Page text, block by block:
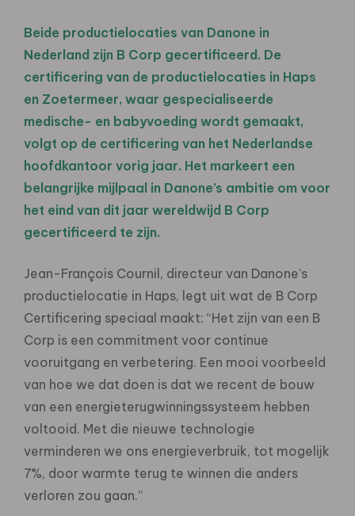
Beide productielocaties van Danone in
Nederland zijn B Corp gecertificeerd. De
certificering van de productielocaties in Haps
en Zoetermeer, waar gespecialiseerde
medische- en babyvoeding wordt gemaakt,
volgt op de certificering van het Nederlandse
hoofdkantoor vorig jaar. Het markeert een
belangrijke mijlpaal in Danone’s ambitie om voor
het eind van dit jaar wereldwijd B Corp
gecertificeerd te zijn.
Jean-François Cournil, directeur van Danone’s
productielocatie in Haps, legt uit wat de B Corp
Certificering speciaal maakt: “Het zijn van een B
Corp is een commitment voor continue
vooruitgang en verbetering. Een mooi voorbeeld
van hoe we dat doen is dat we recent de bouw
van een energieterugwinningssysteem hebben
voltooid. Met die nieuwe technologie
verminderen we ons energieverbruik, tot mogelijk
7%, door warmte terug te winnen die anders
verloren zou gaan.”